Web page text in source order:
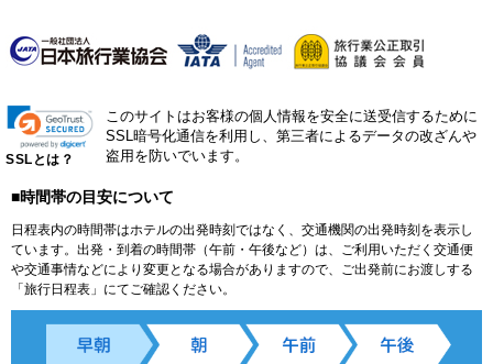
SSLとは？
このサイトはお客様の個人情報を安全に送受信するために
SSL暗号化通信を利用し、第三者によるデータの改ざんや
盗用を防いでいます。
■時間帯の目安について
日程表内の時間帯はホテルの出発時刻ではなく、交通機関の出発時刻を表示し
ています。出発・到着の時間帯（午前・午後など）は、ご利用いただく交通便
や交通事情などにより変更となる場合がありますので、ご出発前にお渡しする
「旅行日程表」にてご確認ください。